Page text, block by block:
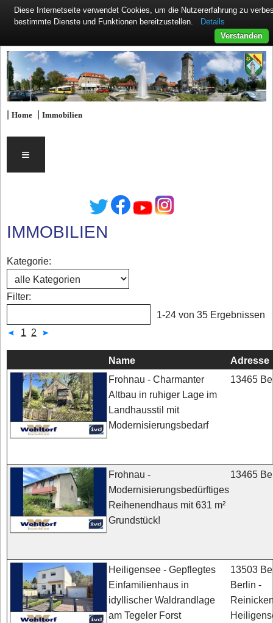
|Home |Immobilien
≡
IMMOBILIEN
Kategorie:
Filter:
1-24 von 35 Ergebnissen
1 2
Name
Adresse
Frohnau - Charmanter
Altbau in ruhiger Lage im
Landhausstil mit
Modernisierungsbedarf
13465
Frohnau -
Modernisierungsbedürftiges
Reihenendhaus mit 631 m²
Grundstück!
13465
Heiligensee - Gepflegtes
Einfamilienhaus in
idyllischer Waldrandlage
am Tegeler Forst
13503
Berlin -
Diese Internetseite verwendet Cookies, um die Nutzererfahrung zu
bestimmte Dienste und Funktionen bereitzustellen.
Details
Verstanden